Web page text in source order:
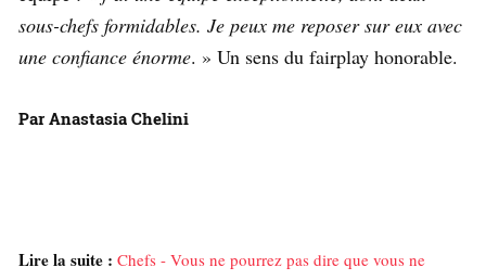
sous-chefs formidables. Je peux me reposer sur eux avec
une confiance énorme. » Un sens du fairplay honorable.
Par Anastasia Chelini
Lire la suite : Chefs - Vous ne pourrez pas dire que vous ne